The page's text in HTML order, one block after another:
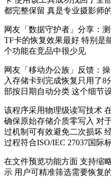
都完整保留 真是专业摄影师
网友「数据守护者」分享：
TF卡的恢复效果最好 特别是
个功能在竞品中很少见
网友「移动办公族」反馈：
入存储卡到完成恢复只用了8
部按日期自动分类 这个细节
该程序采用物理级读写技术
确保原始存储介质零写入 对
过机制可有效避免二次损坏
过程符合ISO/IEC 27037国际
在文件预览功能方面 支持缩
示 用户可精准筛选需要恢复